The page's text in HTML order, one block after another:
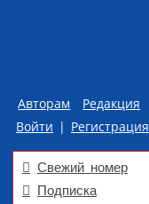
Авторам Редакция
Войти | Регистрация
Свежий номер
Подписка